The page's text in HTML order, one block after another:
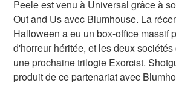
Peele est venu à Universal grâce à
Out and Us avec Blumhouse. La
Halloween a eu un box-office massif
d'horreur héritée, et les deux
une prochaine trilogie Exorcist.
produit de ce partenariat avec